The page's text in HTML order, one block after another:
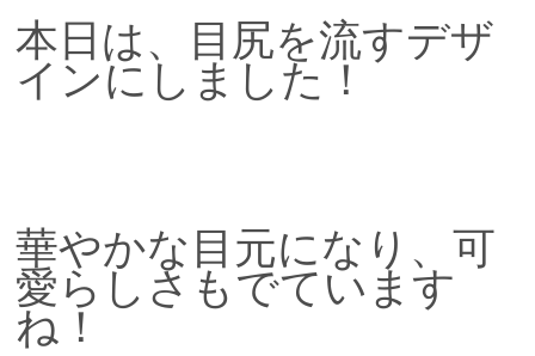
VOICE
PRODUCT
NEWS
Le GRACEの介護
本日は、目尻を流すデザ
インにしました！
華やかな目元になり、可
愛らしさもでています
ね！